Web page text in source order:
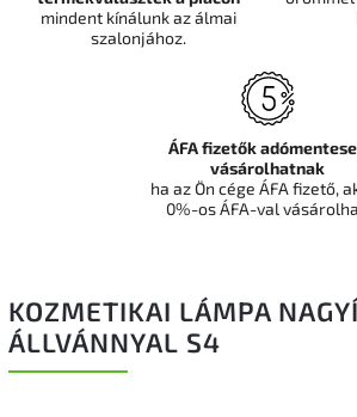
KOZMETIKAI LÁMPA
ÁLLVÁNNYAL S4
mindent kínálunk az álmai
szalonjához.
ÁFA fizetők
vásárolhatnak
ha az Ön cége ÁFA fizető,
0%-os ÁFA-val